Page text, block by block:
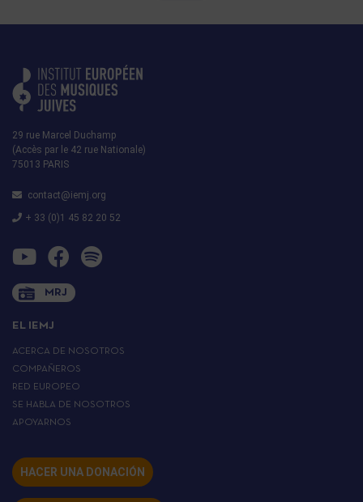
29 rue Marcel Duchamp
(Accès par le 42 rue Nationale)
75013 PARIS
contact@iemj.org
+ 33 (0)1 45 82 20 52
MRJ
EL IEMJ
ACERCA DE NOSOTROS
COMPAÑEROS
RED EUROPEO
SE HABLA DE NOSOTROS
APOYARNOS
HACER UNA DONACIÓN